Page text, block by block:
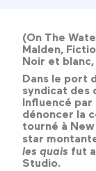
(On The
Malden,
Noir et
Dans le port
syndicat des
Influencé par
dénoncer la
tourné à
star
les quais fut
Studio.